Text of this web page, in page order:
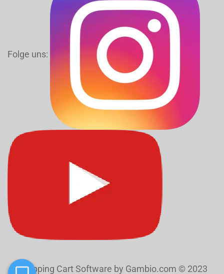
Folge uns:
Shopping Cart Software by Gambio.com © 2023